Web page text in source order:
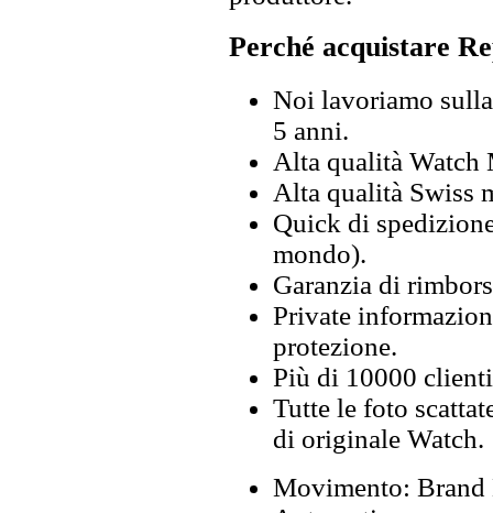
Perché acquistare
Noi lavoriamo
5 anni.
Alta qualità Watch
Alta qualità Swiss
Quick di
mondo).
Garanzia di
Private
protezione.
Più di 10000
Tutte le foto
di originale Watch.
Movimento: Brand